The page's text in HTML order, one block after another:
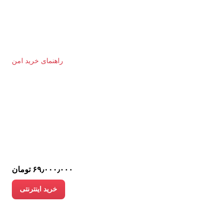
راهنمای خرید امن
۶۹٫۰۰۰٫۰۰۰ تومان
خرید اینترنتی